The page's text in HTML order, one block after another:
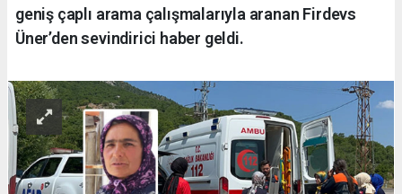
geniş çaplı arama çalışmalarıyla aranan Firdevs
Üner’den sevindirici haber geldi.